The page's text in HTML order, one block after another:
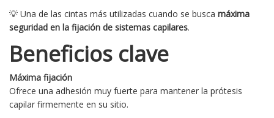
💡 Una de las cintas más utilizadas cuando se busca máxima
seguridad en la fijación de sistemas capilares.
Beneficios clave
Máxima fijación
Ofrece una adhesión muy fuerte para mantener la prótesis
capilar firmemente en su sitio.